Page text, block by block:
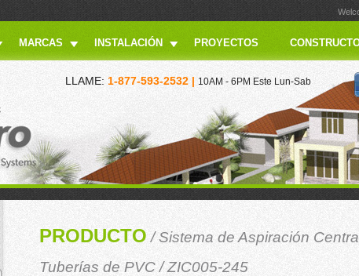
MARCAS INSTALACIÓN PROYECTOS
LLAME: 1-877-593-2532 | 10AM - 6PM Este Lun-Sab
PRODUCTO/Sistema de Aspiración
Tuberías de PVC/ ZIC005-245